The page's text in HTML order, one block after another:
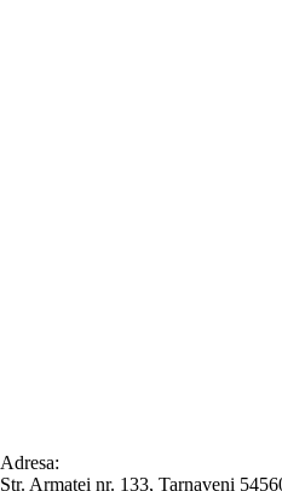
Adresa:
Str. Armatei nr. 133, Tarnaveni